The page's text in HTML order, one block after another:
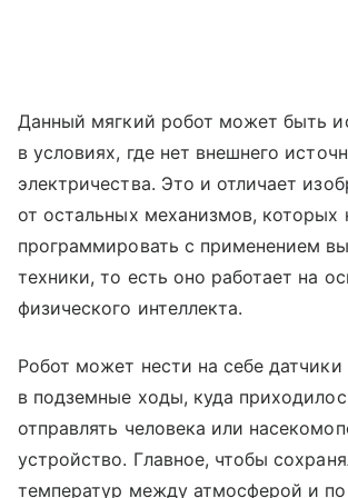
Данный мягкий робот может быть
в условиях, где нет внешнего
электричества. Это и отличает
от остальных механизмов, которых
программировать с применением
техники, то есть оно работает на
физического интеллекта.
Робот может нести на себе датчики
в подземные ходы, куда
отправлять человека или
устройство. Главное, чтобы
температур между атмосферой и